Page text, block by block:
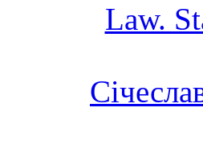
Law.